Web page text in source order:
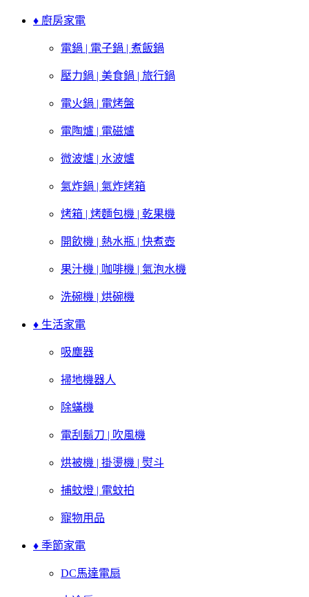
♦ 廚房家電
電鍋 | 電子鍋 | 煮飯鍋
壓力鍋 | 美食鍋 | 旅行鍋
電火鍋 | 電烤盤
電陶爐 | 電磁爐
微波爐 | 水波爐
氣炸鍋 | 氣炸烤箱
烤箱 | 烤麵包機 | 乾果機
開飲機 | 熱水瓶 | 快煮壺
果汁機 | 咖啡機 | 氣泡水機
洗碗機 | 烘碗機
♦ 生活家電
吸塵器
掃地機器人
除蟎機
電刮鬍刀 | 吹風機
烘被機 | 掛燙機 | 熨斗
捕蚊燈 | 電蚊拍
寵物用品
♦ 季節家電
DC馬達電扇